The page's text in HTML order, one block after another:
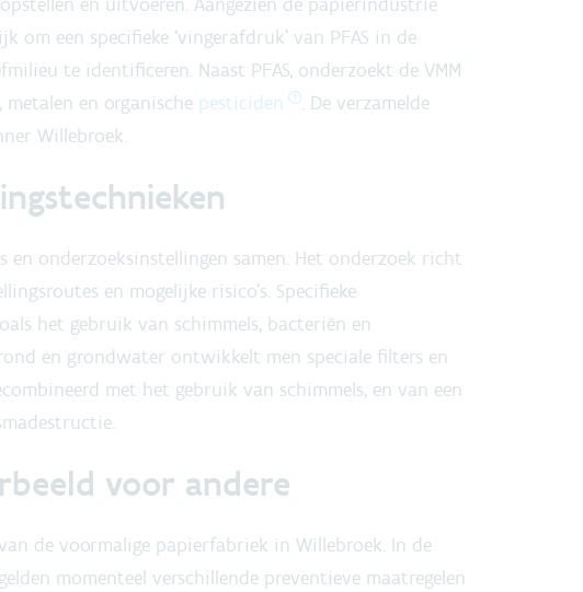
een specifieke ‘vingerafdruk’ van PFAS in de
te identificeren. Naast PFAS, onderzoekt de VMM
, metalen en organische pesticiden
. De verzamelde
Willebroek.
onderzoeksinstellingen samen. Het onderzoek richt
en mogelijke risico’s. Specifieke
het gebruik van schimmels, bacteriën en
en grondwater ontwikkelt men speciale filters en
met het gebruik van schimmels, en van een
voor andere
de voormalige papierfabriek in Willebroek. In de
momenteel verschillende preventieve maatregelen